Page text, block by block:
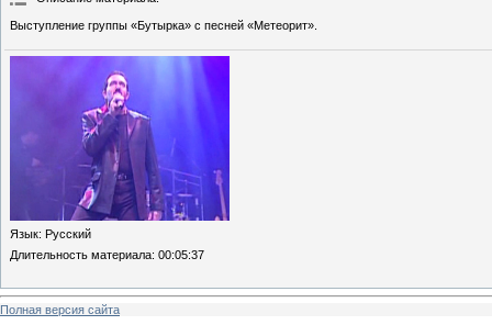
Выступление группы «Бутырка» с песней «Метеорит».
Язык: Русский
Длительность материала: 00:05:37
Полная версия сайта